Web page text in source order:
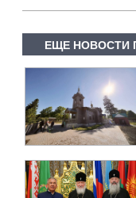
ЕЩЕ НОВОСТИ